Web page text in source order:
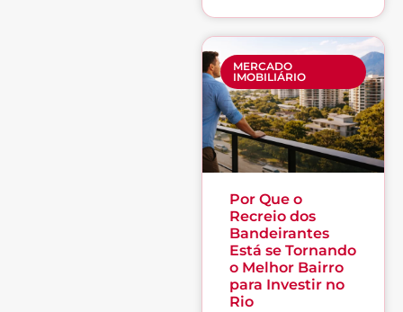
MERCADO
IMOBILIÁRIO
Por Que o
Recreio dos
Bandeirantes
Está se Tornando
o Melhor Bairro
para Investir no
Rio